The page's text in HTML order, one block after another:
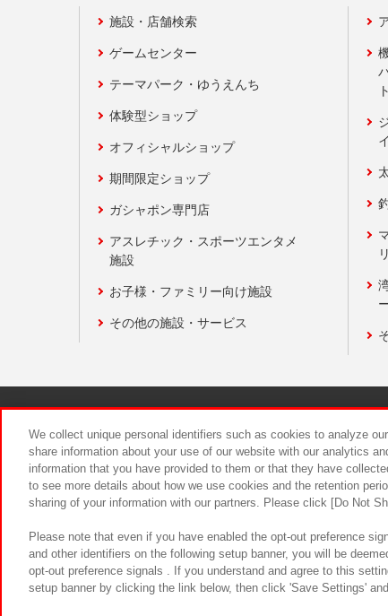
施設・店舗検索
ゲームセンター
テーマパーク・ゆうえんち
体験型ショップ
オフィシャルショップ
期間限定ショップ
ガシャポン専門店
アスレチック・スポーツエンタメ
施設
お子様・ファミリー向け施設
その他の施設・サービス
ト
食品の
We collect unique personal identifiers such as cookies to analyze
share information about your use of our website with our analytics
information that you have provided to them or that they have
to see more details about how we use cookies and the retention
sharing of your information with our partners. Please click [Do Not
Please note that even if you have enabled the opt-out preference
and other identifiers on the following setup banner, you will be
opt-out preference signals . If you understand and agree to this
setup banner by clicking the link below, then click 'Save Settings'